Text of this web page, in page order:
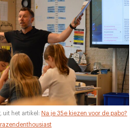
uit het artikel: Na je 35e kiezen voor de pabo?